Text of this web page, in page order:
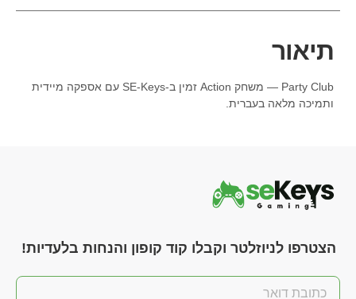
תיאור
Party Club — משחק Action זמין ב-SE-Keys עם אספקה מיידית
ותמיכה מלאה בעברית.
הצטרפו לניוזלטר וקבלו קוד קופון והנחות בלעדיות!